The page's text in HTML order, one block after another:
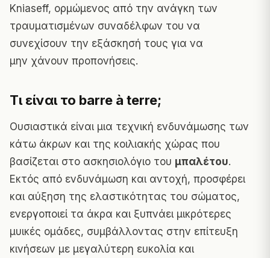
Kniaseff, ορμώμενος από την ανάγκη των
τραυματισμένων συναδέλφων του να
συνεχίσουν την εξάσκησή τους για να
μην χάνουν προπονήσεις.
Τι είναι το barre à terre;
Ουσιαστικά είναι μια τεχνική ενδυνάμωσης των
κάτω άκρων και της κοιλιακής χώρας που
βασίζεται στο ασκησιολόγιο του μπαλέτου.
Εκτός από ενδυνάμωση και αντοχή, προσφέρει
και αύξηση της ελαστικότητας του σώματος,
ενεργοποιεί τα άκρα και ξυπνάει μικρότερες
μυικές ομάδες, συμβάλλοντας στην επίτευξη
κινήσεων με μεγαλύτερη ευκολία και